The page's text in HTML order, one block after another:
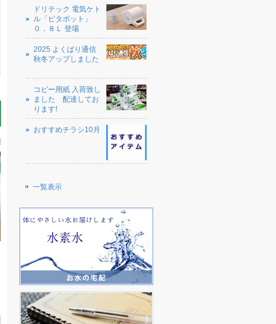
ドリテック 電気ケト
ル「ピタポット」
０．８Ｌ 登場
2025 よくばり通信
秋冬アップしました
コピー用紙 入荷致し
ました 配達してお
ります!
おすすめチラシ10月
一覧表示